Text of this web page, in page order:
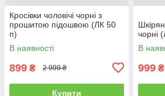
Кросівки чоловічі чорні з
прошитою підошвою (ЛК 50
п)
В наявності
899 ₴ 2 999 ₴
Купити
чорні
В
999 ₴